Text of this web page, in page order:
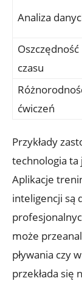
Analiza
Oszczędność
czasu
ćwiczeń
Przykłady
technologia ta
Aplikacje
inteligencji są
może
pływania czy
przekłada się